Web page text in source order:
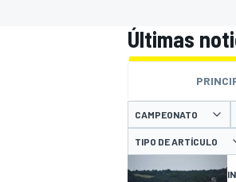
INDYCAR
Últimas
CAMPEONATO
TIPO DE ARTÍCULO